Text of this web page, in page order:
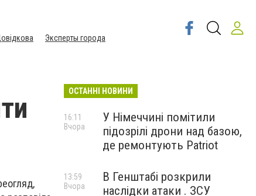
Эксперты города
ОСТАННІ НОВИНИ
У Німеччині помітили
підозрілі дрони над базою,
де ремонтують Patriot
16:11
Вчора
В Генштабі розкрили
наслідки атаки . ЗСУ
13:59
Вчора